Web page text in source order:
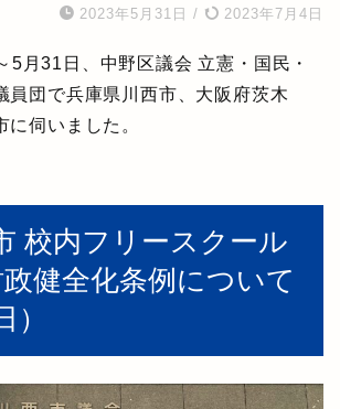
2023年5月31日 / 2023年7月4日
5月31日、中野区議会 立憲・国民・
員団で兵庫県川西市、大阪府茨木
伺いました。
校内フリースクール
健全化条例について
）